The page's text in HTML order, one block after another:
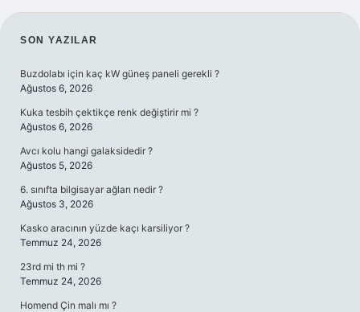
SIDEBAR
SON YAZILAR
Buzdolabı için kaç kW güneş paneli gerekli ?
Ağustos 6, 2026
Kuka tesbih çektikçe renk değiştirir mi ?
Ağustos 6, 2026
Avcı kolu hangi galaksidedir ?
Ağustos 5, 2026
6. sınıfta bilgisayar ağları nedir ?
Ağustos 3, 2026
Kasko aracının yüzde kaçı karsiliyor ?
Temmuz 24, 2026
23rd mi th mi ?
Temmuz 24, 2026
Homend Çin malı mı ?